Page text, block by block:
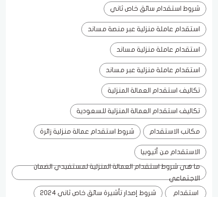
شروط استقدام سائق خاص ثاني
استقدام عاملة منزلية عبر منصة مساند
استقدام عاملة منزلية مساند
استقدام عاملة منزلية عبر مساند
تكاليف استقدام العمالة المنزلية
تكاليف استقدام العمالة المنزلية للسعودية
مكاتب الاستقدام شروط استقدام عمالة منزلية زائرة
الاستقدام من أثيوبيا
ما هي شروط استقدام العمالة المنزلية لمستفيدي الضمان
الاجتماعي
استقدام
شروط إصدار تأشيرة سائق خاص ثاني 2024